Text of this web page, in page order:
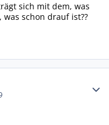
sich mit dem, was
schon drauf ist??